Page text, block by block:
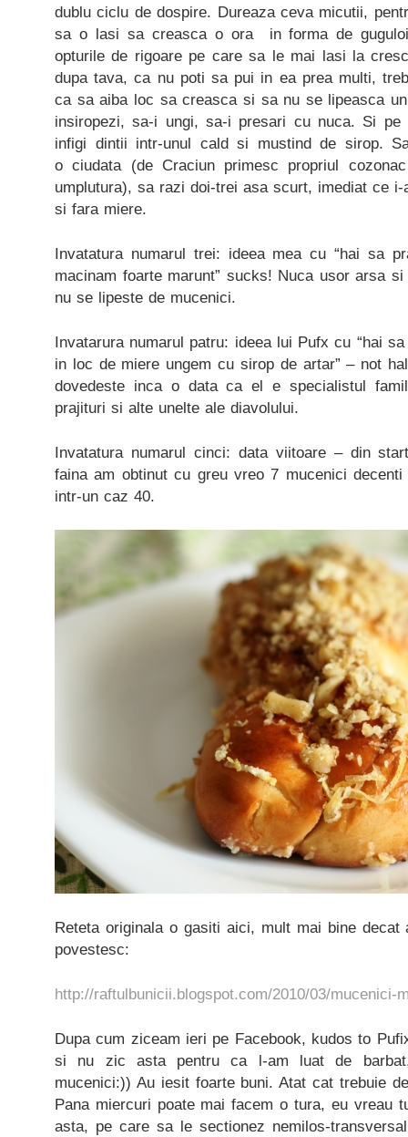
dublu ciclu de dospire. Dureaza ceva micutii,
sa o lasi sa creasca o ora in forma de
opturile de rigoare pe care sa le mai lasi la
dupa tava, ca nu poti sa pui in ea prea multi,
ca sa aiba loc sa creasca si sa nu se lipeasca
insiropezi, sa-i ungi, sa-i presari cu nuca. Si pe
infigi dintii intr-unul cald si mustind de sirop.
o ciudata (de Craciun primesc propriul
umplutura), sa razi doi-trei asa scurt, imediat ce
si fara miere.
Invatatura numarul trei: ideea mea cu “hai sa
macinam foarte marunt” sucks! Nuca usor arsa
nu se lipeste de mucenici.
Invatarura numarul patru: ideea lui Pufx cu “hai
in loc de miere ungem cu sirop de artar” – not
dovedeste inca o data ca el e specialistul
prajituri si alte unelte ale diavolului.
Invatatura numarul cinci: data viitoare – din
faina am obtinut cu greu vreo 7 mucenici
intr-un caz 40.
Reteta originala o gasiti aici, mult mai bine
povestesc:
http://raftulbunicii.blogspot.com/2010/03/mucenici-
Dupa cum ziceam ieri pe Facebook, kudos to
si nu zic asta pentru ca l-am luat de
mucenici:)) Au iesit foarte buni. Atat cat trebuie
Pana miercuri poate mai facem o tura, eu vreau
asta, pe care sa le sectionez nemilos-